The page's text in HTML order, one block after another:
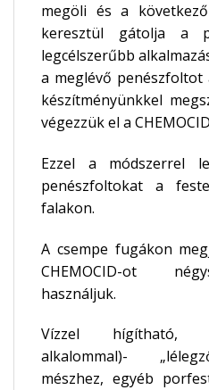
megöli és a
keresztül gátolja a
legcélszerűbb
a meglévő penészfoltot
készítményünkkel
végezzük el a
Ezzel a módszerrel
penészfoltokat a
falakon.
A csempe fugákon
CHEMOCID-ot
használjuk.
Vízzel hígítható,
alkalommal)-
mészhez, egyéb